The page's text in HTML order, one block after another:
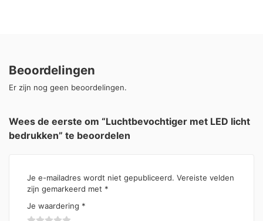
Beoordelingen
Er zijn nog geen beoordelingen.
Wees de eerste om “Luchtbevochtiger met LED licht
bedrukken” te beoordelen
Je e-mailadres wordt niet gepubliceerd. Vereiste velden
zijn gemarkeerd met *
Je waardering *